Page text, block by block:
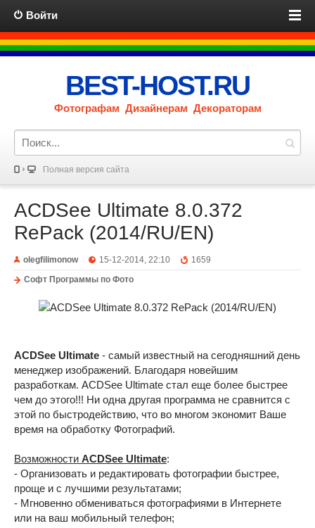
Войти
BEST-HOST.RU
Фотографам Дизайнерам Декораторам
Полная версия сайта
ACDSee Ultimate 8.0.372
RePack (2014/RU/EN)
olegfilimonow 15-12-2014, 22:10
1659
Софт Программы по Фото
ACDSee Ultimate - самый известный на сегодняшний день
менеджер изображений. Благодаря новейшим
разработкам. ACDSee Ultimate стал еще более быстрее
чем до этого!!! Ни одна другая программа не сравнится с
этой по быстродействию, что во многом экономит Ваше
время на обработку Фотографий.
Возможности ACDSee Ultimate:
- Организовать и редактировать фотографии быстрее,
проще и с лучшими результатами;
- Мгновенно обмениваться фотографиями в Интернете
или на ваш мобильный телефон;